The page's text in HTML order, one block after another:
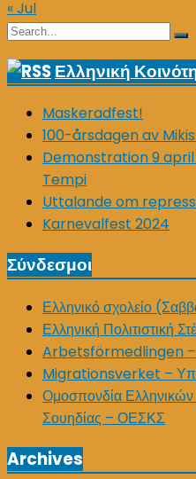
« Jul
Search
Ελληνική
Maskeradfest!
100-årsdagen av
Demonstration 9
Tempi
Uttalande om
Karnevalfest 2024
Σύνδεσμοι
Ελληνικό σχολείο
Ελληνική Πολιτιστική
Arbetsförmedlingen –
Migrationsverket –
Ομοσπονδία Ελληνικών
Σουηδίας – ΟΕΣΚΣ
Archives